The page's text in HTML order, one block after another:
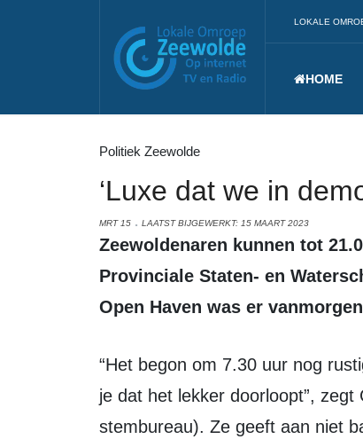
LOKALE
HOME
Politiek Zeewolde
‘Luxe dat we in
MRT 15 LAATST BIJGEWERKT: 15 MAART 2023
Zeewoldenaren kunnen tot 21.00 uur hun stem uitbrengen tijdens de
Provinciale Staten- en
Open Haven was er
“Het begon om 7.30 uur nog rustig, maar nu (9.15 uur) is iedereen wakker en zie
je dat het lekker doorloopt”,
stembureau). Ze geeft aan niet